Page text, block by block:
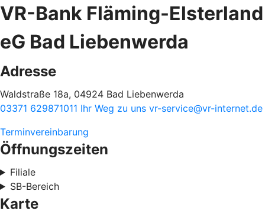
VR-Bank Fläming-Elsterland
eG Bad Liebenwerda
Adresse
Waldstraße 18a, 04924 Bad Liebenwerda
03371 629871011 Ihr Weg zu uns vr-service@vr-internet.de
Terminvereinbarung
Öffnungszeiten
Filiale
SB-Bereich
Karte